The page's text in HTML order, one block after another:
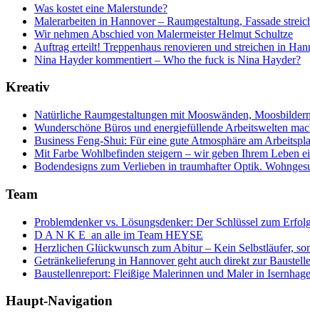
Was kostet eine Malerstunde?
Malerarbeiten in Hannover – Raumgestaltung, Fassade
Wir nehmen Abschied von Malermeister Helmut Schultze
Auftrag erteilt! Treppenhaus renovieren und streichen in
Nina Hayder kommentiert – Who the fuck is Nina Hayder?
Kreativ
Natürliche Raumgestaltungen mit Mooswänden,
Wunderschöne Büros und energiefüllende Arbeitswelten
Business Feng-Shui: Für eine gute Atmosphäre am
Mit Farbe Wohlbefinden steigern – wir geben Ihrem Leben
Bodendesigns zum Verlieben in traumhafter Optik.
Team
Problemdenker vs. Lösungsdenker: Der Schlüssel zum
D A N K E an alle im Team HEYSE
Herzlichen Glückwunsch zum Abitur – Kein Selbstläufer,
Getränkelieferung in Hannover geht auch direkt zur Baustelle
Baustellenreport: Fleißige Malerinnen und Maler in
Haupt-Navigation